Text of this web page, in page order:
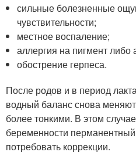
сильные болезненные
чувствительности;
местное воспаление;
аллергия на пигмент либо
обострение герпеса.
После родов и в период
водный баланс снова
более тонкими. В этом
беременности
потребовать коррекции.